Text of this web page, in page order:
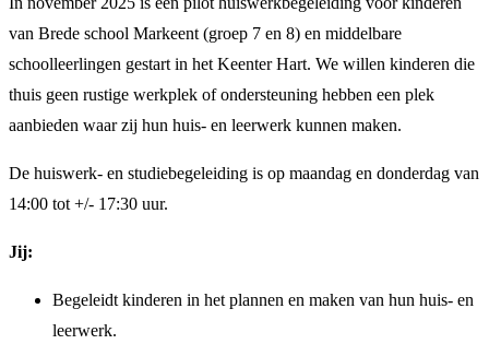
van Brede school Markeent (groep 7 en 8) en middelbare
schoolleerlingen gestart in het Keenter Hart. We willen kinderen die
thuis geen rustige werkplek of ondersteuning hebben een plek
aanbieden waar zij hun huis- en leerwerk kunnen maken.
De huiswerk- en studiebegeleiding is op maandag en donderdag van
14:00 tot +/- 17:30 uur.
Jij:
Begeleidt kinderen in het plannen en maken van hun huis- en
leerwerk.